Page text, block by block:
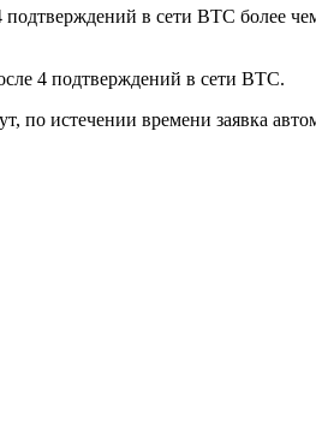
в сети BTC более
4 подтверждений в сети BTC.
по истечении времени заявка